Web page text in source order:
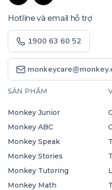
Hotline và email hỗ trợ
1900 63 60 52
SẢN PHẨM
Monkey Junior
Monkey ABC
Monkey Speak
Monkey Stories
Monkey Tutoring
Monkey Math